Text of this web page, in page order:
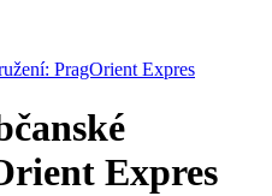
PragOrient Expres
Expres